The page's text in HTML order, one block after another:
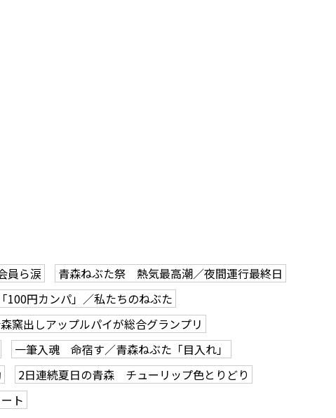
員ら涙
青森ねぶた祭 熱気最高潮／夜間運行最終日
円カンパ」／私たちのねぶた
窯出しアップルパイが総合グランプリ
一筆入魂 命宿す／青森ねぶた「目入れ」
2日連続夏日の青森 チューリップ色とりどり
ト